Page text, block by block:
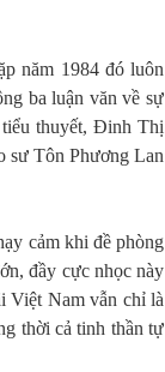
năm 1984 đó luôn
ba luận văn về sự
thuyết, Đinh Thị
sư Tôn Phương Lan
cảm khi đề phòng
đầy cực nhọc này
Việt Nam vẫn chỉ là
thời cả tinh thần tự